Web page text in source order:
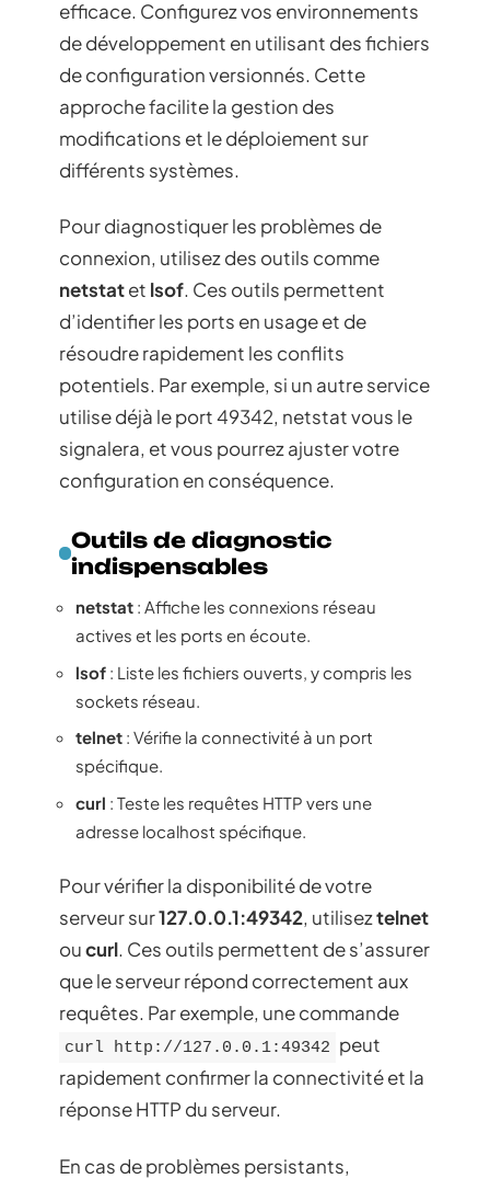
efficace. Configurez vos environnements
de développement en utilisant des fichiers
de configuration versionnés. Cette
approche facilite la gestion des
modifications et le déploiement sur
différents systèmes.
Pour diagnostiquer les problèmes de
connexion, utilisez des outils comme
netstatet lsof. Ces outils permettent
d’identifier les ports en usage et de
résoudre rapidement les conflits
potentiels. Par exemple, si un autre service
utilise déjà le port 49342, netstat vous le
signalera, et vous pourrez ajuster votre
configuration en conséquence.
Outils de diagnostic
indispensables
netstat : Affiche les connexions réseau
actives et les ports en écoute.
lsof : Liste les fichiers ouverts, y compris les
sockets réseau.
telnet : Vérifie la connectivité à un port
spécifique.
curl : Teste les requêtes HTTP vers une
adresse localhost spécifique.
Pour vérifier la disponibilité de votre
serveur sur127.0.0.1:49342, utiliseztelnet
oucurl. Ces outils permettent de s’assurer
que le serveur répond correctement aux
requêtes. Par exemple, une commande
curl http://127.0.0.1:49342 peut
rapidement confirmer la connectivité et la
réponse HTTP du serveur.
En cas de problèmes persistants,